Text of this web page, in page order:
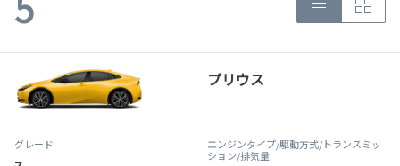
プリウス
グレード エンジンタイプ/駆動方式/トランスミッ
ション/排気量